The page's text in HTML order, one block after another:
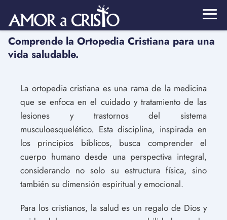
Comprende la Ortopedia Cristiana para una
vida saludable.
La ortopedia cristiana es una rama de la medicina
que se enfoca en el cuidado y tratamiento de las
lesiones y trastornos del sistema
musculoesquelético. Esta disciplina, inspirada en
los principios bíblicos, busca comprender el
cuerpo humano desde una perspectiva integral,
considerando no solo su estructura física, sino
también su dimensión espiritual y emocional.
Para los cristianos, la salud es un regalo de Dios y